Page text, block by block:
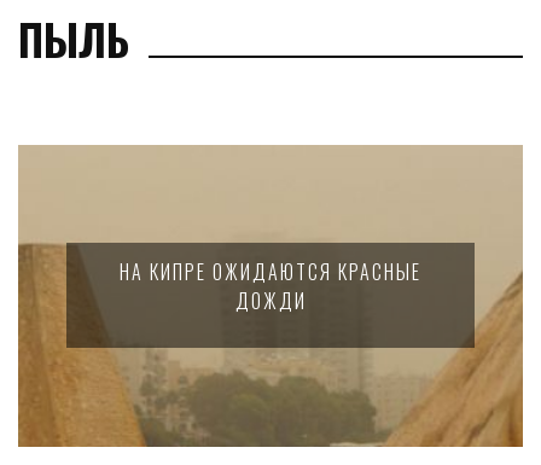
ПЫЛЬ
НА КИПРЕ ОЖИДАЮТСЯ КРАСНЫЕ
ДОЖДИ